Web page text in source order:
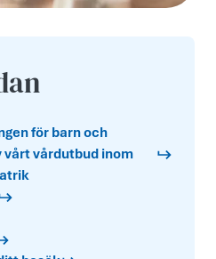
för barn och
vårt vårdutbud inom